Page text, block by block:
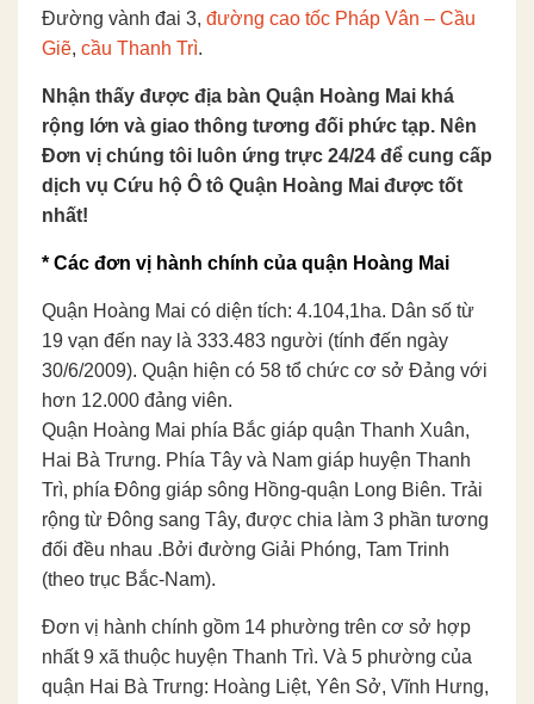
Đường vành đai 3, đường cao tốc Pháp Vân – Cầu
Giẽ, cầu Thanh Trì.
Nhận thấy được địa bàn Quận Hoàng Mai khá
rộng lớn và giao thông tương đối phức tạp. Nên
Đơn vị chúng tôi luôn ứng trực 24/24 để cung cấp
dịch vụ Cứu hộ Ô tô Quận Hoàng Mai được tốt
nhất!
* Các đơn vị hành chính của quận Hoàng Mai
Quận Hoàng Mai có diện tích: 4.104,1ha. Dân số từ
19 vạn đến nay là 333.483 người (tính đến ngày
30/6/2009). Quận hiện có 58 tổ chức cơ sở Đảng với
hơn 12.000 đảng viên.
Quận Hoàng Mai phía Bắc giáp quận Thanh Xuân,
Hai Bà Trưng. Phía Tây và Nam giáp huyện Thanh
Trì, phía Đông giáp sông Hồng-quận Long Biên. Trải
rộng từ Đông sang Tây, được chia làm 3 phần tương
đối đều nhau .Bởi đường Giải Phóng, Tam Trinh
(theo trục Bắc-Nam).
Đơn vị hành chính gồm 14 phường trên cơ sở hợp
nhất 9 xã thuộc huyện Thanh Trì. Và 5 phường của
quận Hai Bà Trưng: Hoàng Liệt, Yên Sở, Vĩnh Hưng,